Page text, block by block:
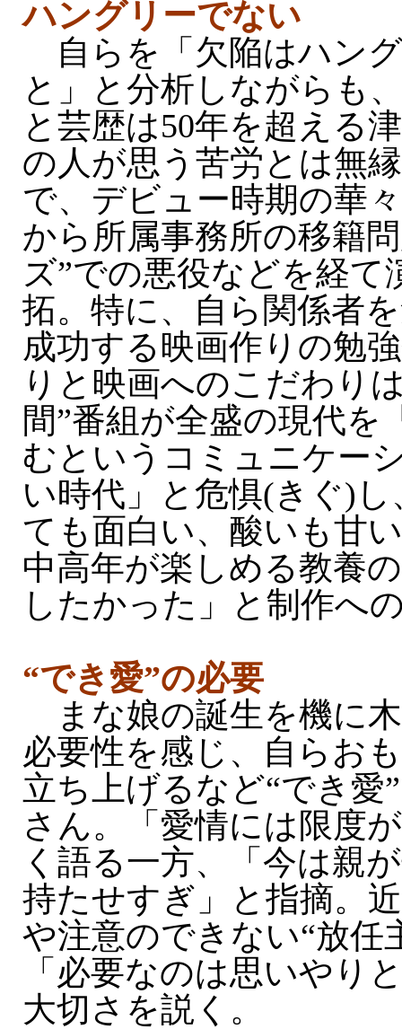
ハングリーでない
自らを「欠陥はハン
と」と分析しながらも
と芸歴は50年を超える
の人が思う苦労とは無
で、デビュー時期の華
から所属事務所の移籍
ズ”での悪役などを経て
拓。特に、自ら関係者
成功する映画作りの勉
りと映画へのこだわり
間”番組が全盛の現代を
むというコミュニケー
い時代」と危惧(きぐ)
ても面白い、酸いも甘
中高年が楽しめる教養
したかった」と制作へ
“でき愛”の必要
まな娘の誕生を機に
必要性を感じ、自らお
立ち上げるなど“でき愛
さん。「愛情には限度
く語る一方、「今は親
持たせすぎ」と指摘。
や注意のできない“放任
「必要なのは思いやり
大切さを説く。